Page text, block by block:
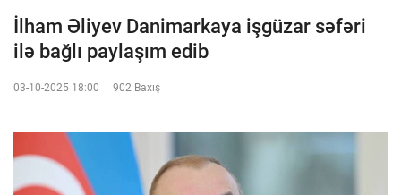
İlham Əliyev Danimarkaya işgüzar səfəri
ilə bağlı paylaşım edib
03-10-2025 18:00 902 Baxış